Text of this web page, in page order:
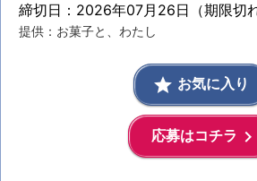
締切日：2026年07月26日（期限切れ
提供：お菓子と、わたし
grade お気に入り
応募はコチラ keyboard_arrow_right